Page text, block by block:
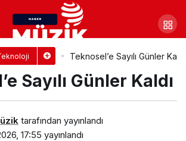
Teknosel’e Sayılı Günler Kaldı
Sayılı Günler Kaldı
tarafından yayınlandı
17:55 yayınlandı
HONOR 600 Serisi Türkiye’de:
yapay zekâ
Yap